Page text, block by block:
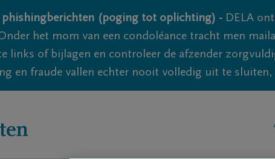
phishingberichten (poging tot oplichting) - DELA
het mom van een condoléance tracht men
links of bijlagen en controleer de afzender
en fraude vallen echter nooit volledig uit te sluiten,